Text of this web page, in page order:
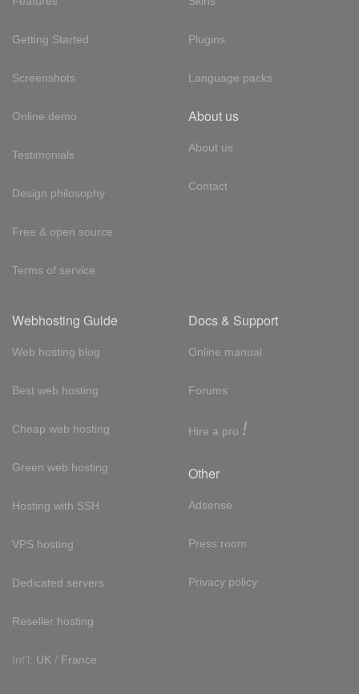
Getting Started
Screenshots
Online demo
Testimonials
Design philosophy
Free & open source
Terms of service
Plugins
Language packs
About us
About us
Contact
Webhosting Guide
Web hosting blog
Best web hosting
Cheap web hosting
Green web hosting
Hosting with SSH
VPS hosting
Dedicated servers
Reseller hosting
Int'l: UK / France
Docs & Support
Online manual
Forums
Hire a pro !
Other
Adsense
Press room
Privacy policy